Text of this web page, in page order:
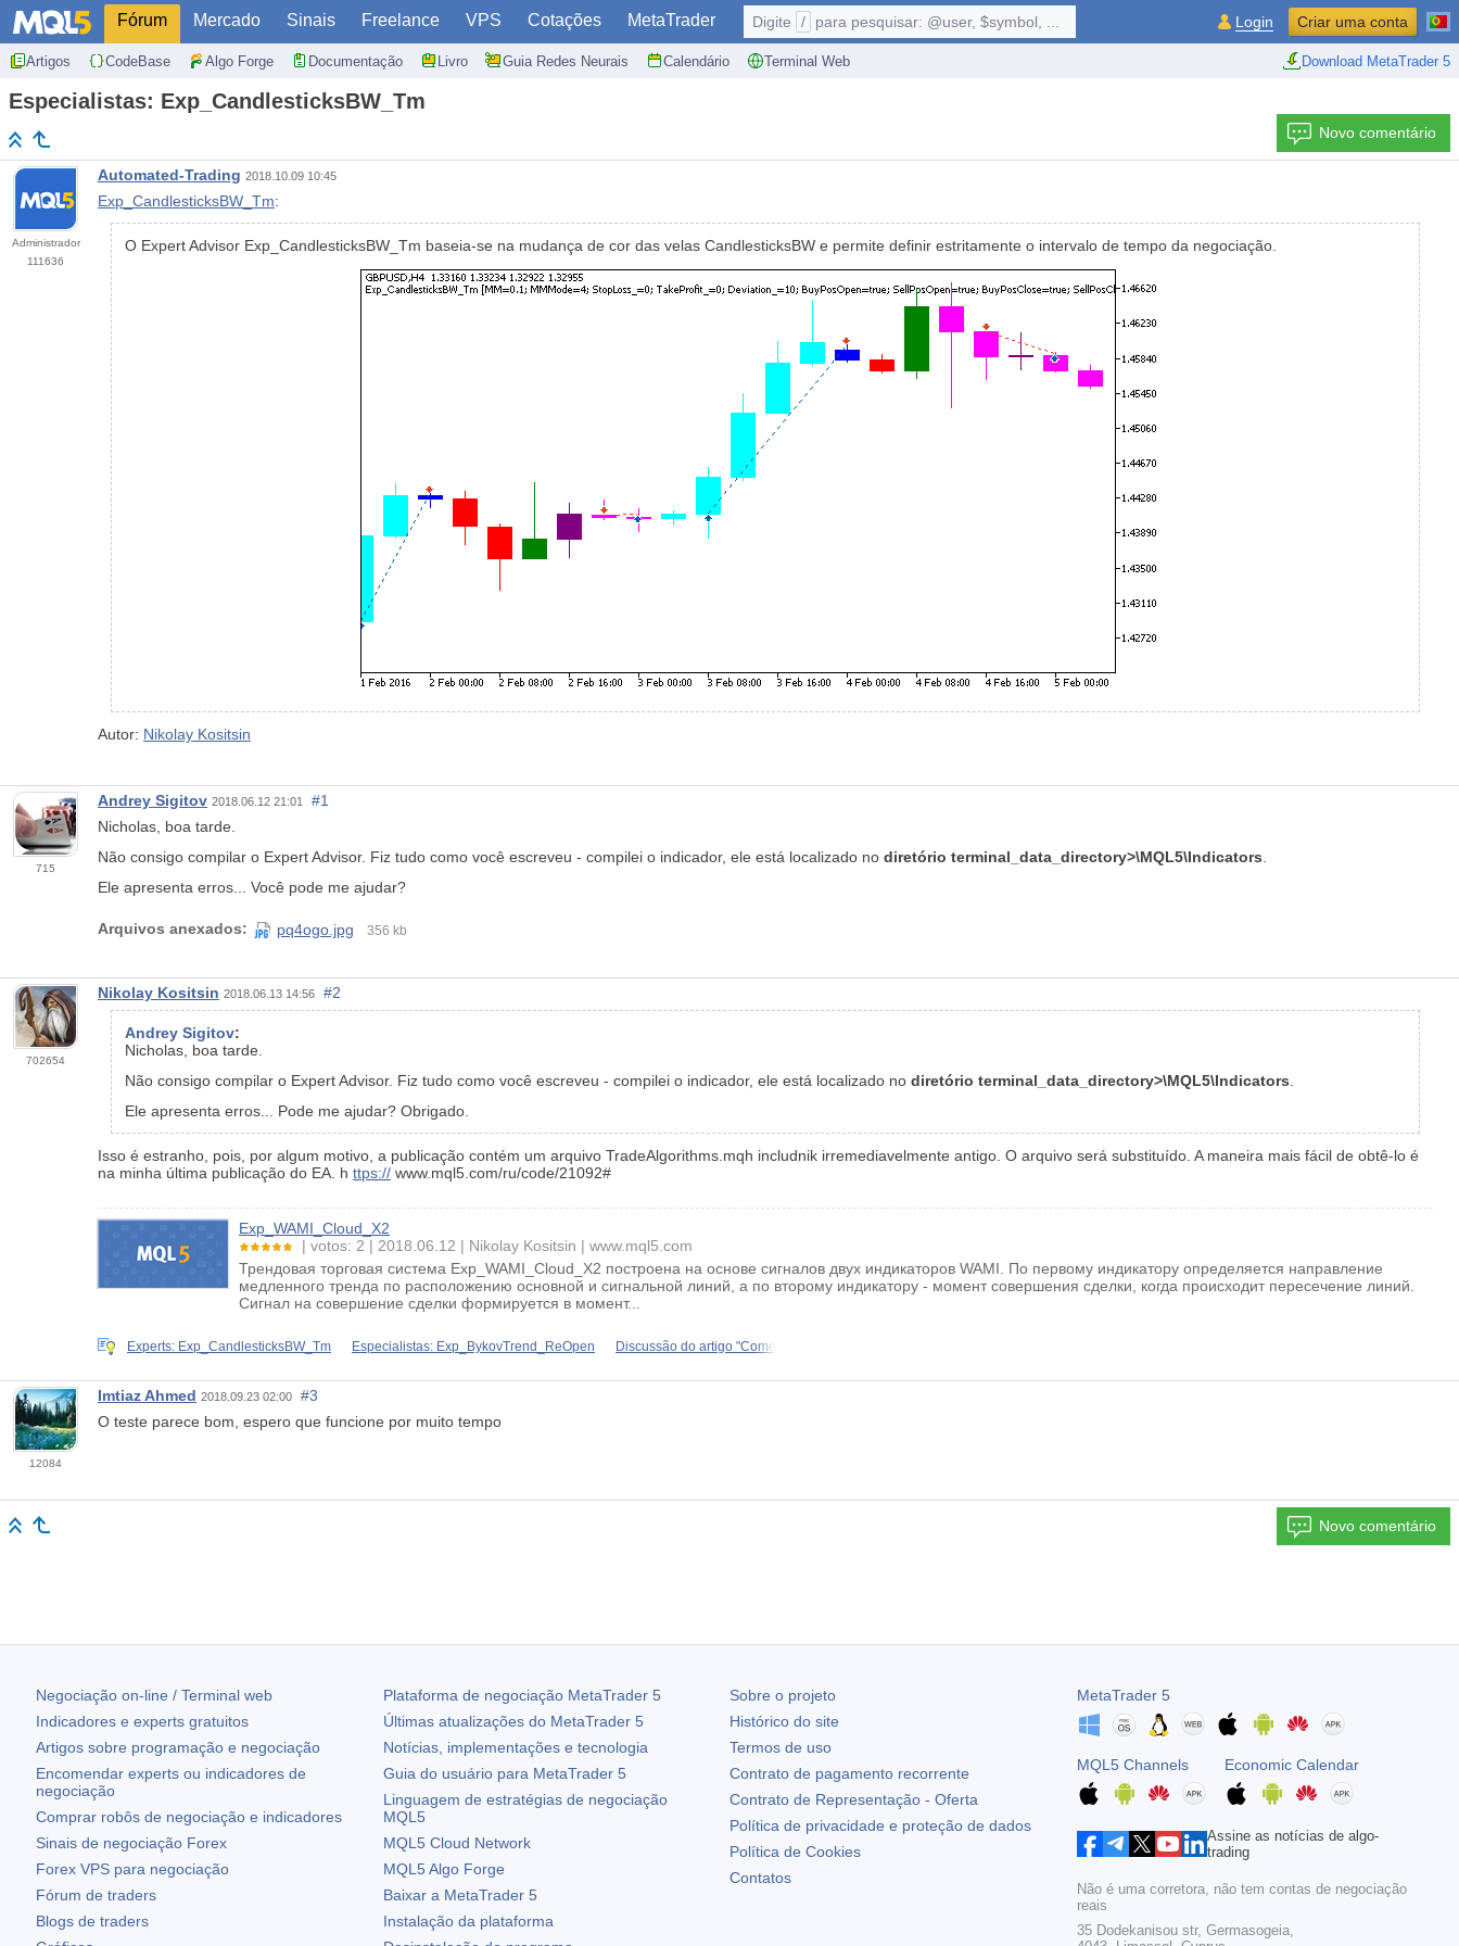
Fórum Mercado Sinais Freelance VPS Cotações MetaTrader
Artigos CodeBase Algo Forge Documentação Livro Guia Redes Neurais Calendário Terminal Web Download MetaTrader 5
Digite / para pesquisar: @user, $symbol, ... Login Criar uma conta
Especialistas: Exp_CandlesticksBW_Tm
Novo comentário
Administrador
111636
Automated-Trading 2018.10.09 10:45
Exp_CandlesticksBW_Tm:
O Expert Advisor Exp_CandlesticksBW_Tm baseia-se na mudança de cor das velas CandlesticksBW e permite definir estritamente o intervalo de tempo da negociação.
Autor: Nikolay Kositsin
715
Andrey Sigitov 2018.06.12 21:01
#1
Nicholas, boa tarde.
Não consigo compilar o Expert Advisor. Fiz tudo como você escreveu - compilei o indicador, ele está localizado no diretório terminal_data_directory>\MQL5\Indicators
Ele apresenta erros... Você pode me ajudar?
Arquivos anexados: pq4ogo.jpg 356 kb
702654
Nikolay Kositsin 2018.06.13 14:56 #2
Andrey Sigitov:
Nicholas, boa tarde.
Não consigo compilar o Expert Advisor. Fiz tudo como você escreveu - compilei o indicador, ele está localizado no diretório terminal_data_directory>\MQL5\Indicators
Ele apresenta erros... Pode me ajudar? Obrigado.
Isso é estranho, pois, por algum motivo, a publicação contém um arquivo TradeAlgorithms.mqh includnik irremediavelmente antigo. O arquivo será substituído. A maneira mais fácil de obtê-lo é
na minha última publicação do EA. h ttps:// www.mql5.com/ru/code/21092#
Exp_WAMI_Cloud_X2
votos: 2
2018.06.12 Nikolay Kositsin
www.mql5.com
Трендовая торговая система Exp_WAMI_Cloud_X2 построена на основе сигналов двух индикаторов WAMI. По первому индикатору определяется направление
медленного тренда по расположению основной и сигнальной линий, а по второму индикатору - момент совершения сделки, когда происходит пересечение линий.
Сигнал на совершение сделки формируется в момент...
Experts: Exp_CandlesticksBW_Tm Especialistas: Exp_BykovTrend_ReOpen Discussão do artigo "Como
12084
Imtiaz Ahmed 2018.09.23 02:00
#3
O teste parece bom, espero que funcione por muito tempo
Novo comentário
Negociação on-line / Terminal web
Indicadores e experts gratuitos
Artigos sobre programação e negociação
Encomendar experts ou indicadores de
negociação
Comprar robôs de negociação e indicadores
Sinais de negociação Forex
Forex VPS para negociação
Fórum de traders
Blogs de traders
Plataforma de negociação MetaTrader 5
Últimas atualizações do MetaTrader 5
Notícias, implementações e tecnologia
Guia do usuário para MetaTrader 5
Linguagem de estratégias de negociação
MQL5
MQL5 Cloud Network
MQL5 Algo Forge
Baixar a MetaTrader 5
Instalação da plataforma
Sobre o projeto
Histórico do site
Termos de uso
Contrato de pagamento recorrente
Contrato de Representação - Oferta
Política de privacidade e proteção de dados
Política de Cookies
Contatos
MetaTrader 5
MQL5 Channels Economic Calendar
Assine as notícias de algo-
trading
Não é uma corretora, não tem contas de negociação
reais
35 Dodekanisou str, Germasogeia,